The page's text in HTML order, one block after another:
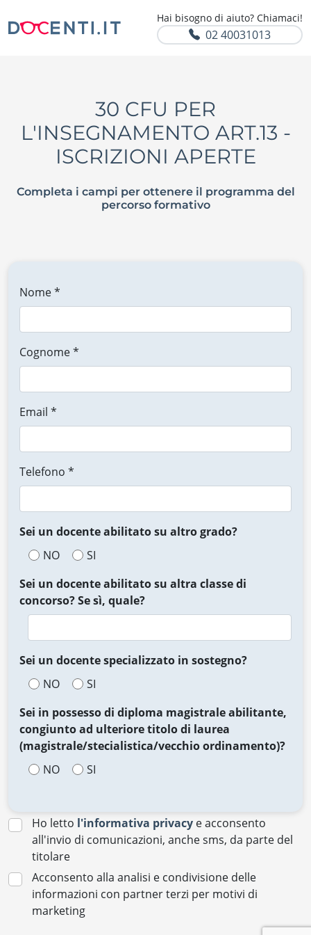
Hai bisogno di aiuto? Chiamaci!
02 40031013
30 CFU PER
L'INSEGNAMENTO ART.13 -
ISCRIZIONI APERTE
Completa i campi per ottenere il programma del
percorso formativo
Nome *
Cognome *
Email *
Telefono *
Sei un docente abilitato su altro grado?
NO
SI
Sei un docente abilitato su altra classe di
concorso? Se sì, quale?
Sei un docente specializzato in sostegno?
NO
SI
Sei in possesso di diploma magistrale abilitante,
congiunto ad ulteriore titolo di laurea
(magistrale/stecialistica/vecchio ordinamento)?
NO
SI
Ho letto l'informativa privacy e acconsento
all'invio di comunicazioni, anche sms, da parte del
titolare
Acconsento alla analisi e condivisione delle
informazioni con partner terzi per motivi di
marketing